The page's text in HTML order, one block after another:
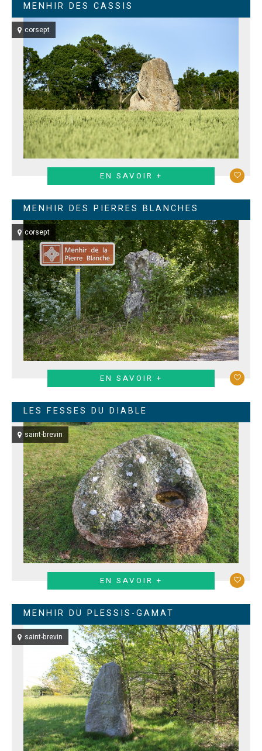
MENHIR DES CASSIS
corsept
EN SAVOIR +
MENHIR DES PIERRES BLANCHES
corsept
EN SAVOIR +
LES FESSES DU DIABLE
saint-brevin
EN SAVOIR +
MENHIR DU PLESSIS-GAMAT
saint-brevin